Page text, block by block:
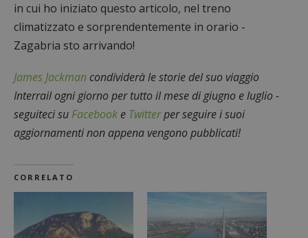
in cui ho iniziato questo articolo, nel treno
climatizzato e sorprendentemente in orario -
Zagabria sto arrivando!
James Jackman condividerà le storie del suo viaggio
Interrail ogni giorno per tutto il mese di giugno e luglio -
seguiteci su Facebook e Twitterper seguire i suoi
aggiornamenti non appena vengono pubblicati!
CORRELATO